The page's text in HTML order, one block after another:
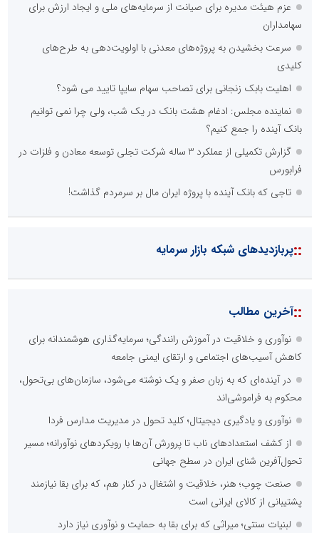
عزم هیئت مدیره برای صیانت از سرمایه‌های ملی و ایجاد ارزش برای
سهامداران
سرعت بخشیدن به پروژه‌های معدنی با اولویت‌دهی به طرح‌های
کلیدی
اهلیت بابک زنجانی برای تصاحب سهام سایپا تایید می شود؟
نماینده مجلس: ادغام هشت بانک در یک شب، ولی چرا نمی توانیم
بانک آینده را جمع کنیم؟
گزارش تکمیلی از عملکرد 3 ساله شرکت تجلی توسعه معادن و فلزات در
فرابورس
تاجی که بانک آینده با پروژه ایران مال بر سرمردم گذاشت!
::پربازدیدهای شبکه بازار سرمایه
::آخرین مطالب
نوآوری و خلاقیت در آموزش رانندگی؛ سرمایه‌گذاری هوشمندانه برای
کاهش آسیب‌های اجتماعی و ارتقای ایمنی جامعه
در آینده‌ای که به زبان صفر و یک نوشته می‌شود، سازمان‌های بی‌تحول،
محکوم به فراموشی‌اند
نوآوری و یادگیری دیجیتال؛ کلید تحول در مدیریت مدارس فردا
از کشف استعدادهای ناب تا پرورش آن‌ها با رویکردهای نوآورانه؛ مسیر
تحول‌آفرین شنای ایران در سطح جهانی
صنعت چوب؛ هنر، خلاقیت و اشتغال در کنار هم، که برای بقا نیازمند
پشتیبانی از کالای ایرانی است
لبنیات سنتی؛ میراثی که برای بقا به حمایت و نوآوری نیاز دارد